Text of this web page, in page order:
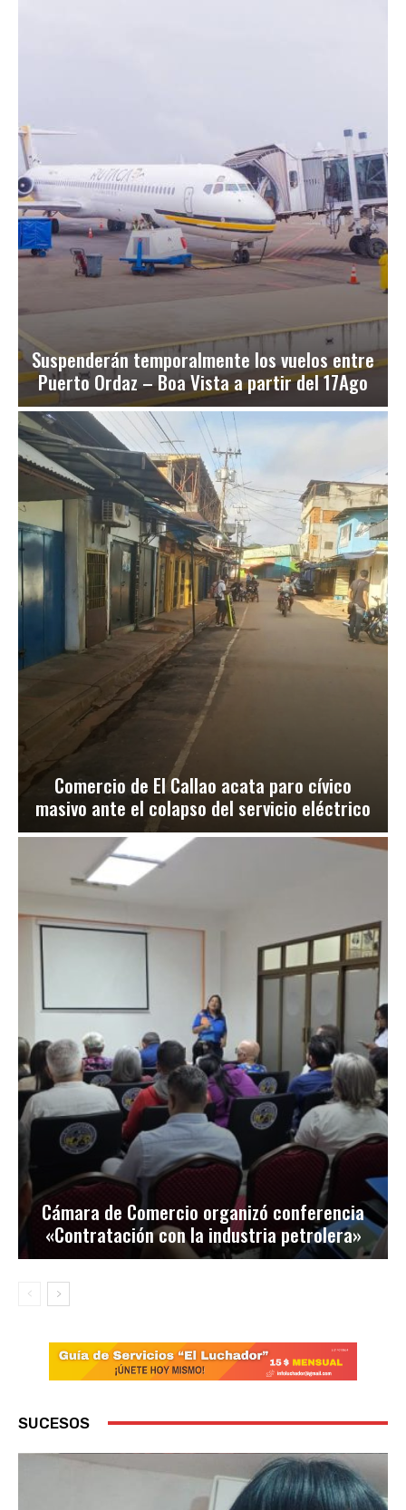
Suspenderán temporalmente los vuelos entre
Puerto Ordaz – Boa Vista a partir del 17Ago
Comercio de El Callao acata paro cívico
masivo ante el colapso del servicio eléctrico
Cámara de Comercio organizó conferencia
«Contratación con la industria petrolera»
SUCESOS